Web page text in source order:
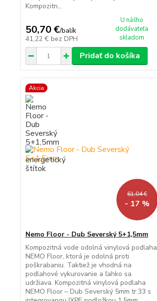
Kompozitn...
50,70 €/balík
41,22 € bez DPH
U nášho
dodávateľa
skladom
Pridať do košíka
Akcia
61,04 €
- 17 %
Nemo Floor - Dub Severský 5+1,5mm
Kompozitná vode odolná vinylová podlaha
NEMO Floor, ktorá je odolná proti
poškrabaniu. Taktiež je vhodná na
podlahové vykurovanie a ľahko sa
udržiava. Kompozitná vinylová podlaha
NEMO Floor – Dub Severský 5mm tr.33 s